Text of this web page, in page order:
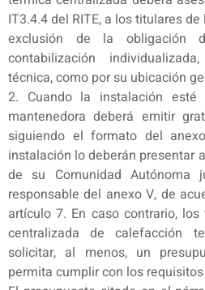
IT3.4.4 del RITE, a los titulares
exclusión de la obligación
contabilización
técnica, como por su ubicación
2. Cuando la instalación esté
mantenedora deberá emitir
siguiendo el formato del
instalación lo deberán presentar
de su Comunidad Autónoma
responsable del anexo V, de
artículo 7. En caso contrario,
centralizada de calefacción
solicitar, al menos, un
permita cumplir con los